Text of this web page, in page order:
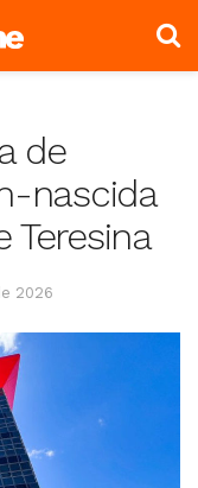
de
nascida
2026